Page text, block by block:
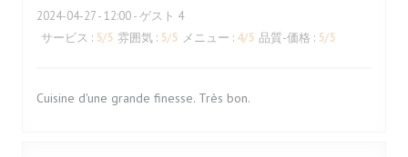
2024-04-27- 12:00 - ゲスト 4
サービス : 5/5 雰囲気 : 5/5 メニュー : 4/5 品質-価格 : 5/5
Cuisine d'une grande finesse. Très bon.